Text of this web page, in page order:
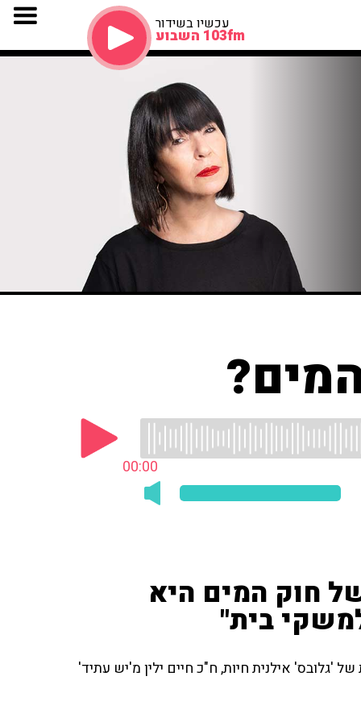
עכשיו בשידור
103fm השבוע
00:00
חוק המים היא
בית"
'גלובס' אילנית חיות, ח"כ חיים ילין מ'יש עתיד'